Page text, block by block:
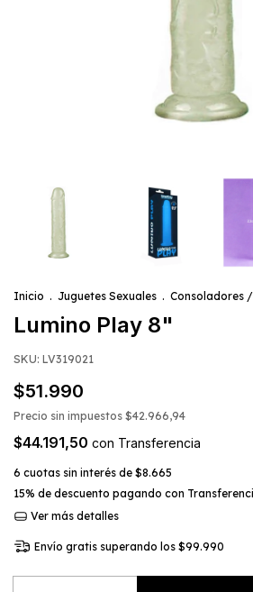
Inicio . Juguetes Sexuales . Consoladores
Lumino Play 8"
SKU: LV319021
$51.990
Precio sin impuestos $42.966,94
$44.191,50 con Transferencia
6 cuotas sin interés de $8.665
15% de descuento pagando con
Ver más detalles
Envío gratis superando los $99.990